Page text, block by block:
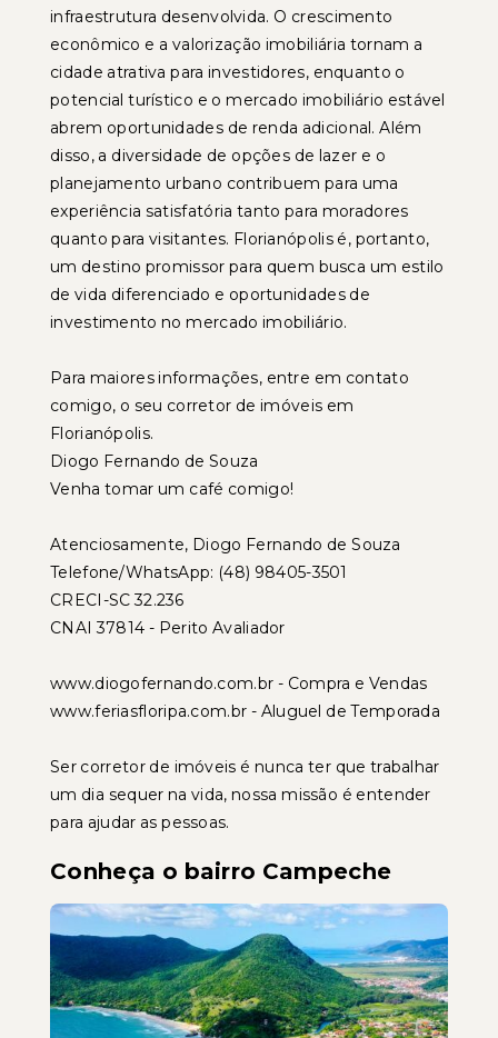
infraestrutura desenvolvida. O crescimento
econômico e a valorização imobiliária tornam a
cidade atrativa para investidores, enquanto o
potencial turístico e o mercado imobiliário estável
abrem oportunidades de renda adicional. Além
disso, a diversidade de opções de lazer e o
planejamento urbano contribuem para uma
experiência satisfatória tanto para moradores
quanto para visitantes. Florianópolis é, portanto,
um destino promissor para quem busca um estilo
de vida diferenciado e oportunidades de
investimento no mercado imobiliário.
Para maiores informações, entre em contato
comigo, o seu corretor de imóveis em
Florianópolis.
Diogo Fernando de Souza
Venha tomar um café comigo!
Atenciosamente, Diogo Fernando de Souza
Telefone/WhatsApp: (48) 98405-3501
CRECI-SC 32.236
CNAI 37814 - Perito Avaliador
www.diogofernando.com.br - Compra e Vendas
www.feriasfloripa.com.br - Aluguel de Temporada
Ser corretor de imóveis é nunca ter que trabalhar
um dia sequer na vida, nossa missão é entender
para ajudar as pessoas.
Conheça o bairro Campeche